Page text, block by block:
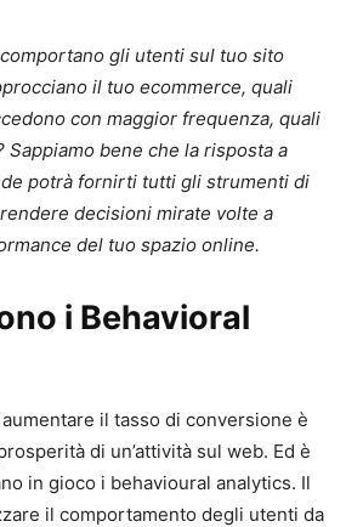
gli utenti sul tuo sito
il tuo ecommerce, quali
con maggior frequenza, quali
bene che la risposta a
potrà fornirti tutti gli strumenti di
decisioni mirate volte a
del tuo spazio online.
i Behavioral
il tasso di conversione è
di un’attività sul web. Ed è
in gioco i behavioural analytics. Il
il comportamento degli utenti da